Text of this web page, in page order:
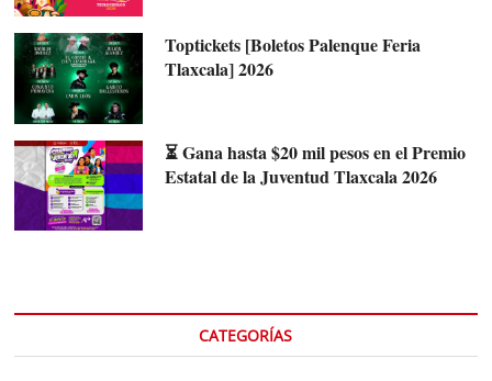
Toptickets [Boletos Palenque Feria
Tlaxcala] 2026
⏳ Gana hasta $20 mil pesos en el Premio
Estatal de la Juventud Tlaxcala 2026
CATEGORÍAS